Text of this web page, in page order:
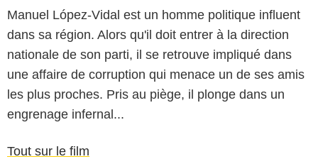
Manuel López-Vidal est un homme politique influent
dans sa région. Alors qu'il doit entrer à la direction
nationale de son parti, il se retrouve impliqué dans
une affaire de corruption qui menace un de ses amis
les plus proches. Pris au piège, il plonge dans un
engrenage infernal...
Tout sur le film